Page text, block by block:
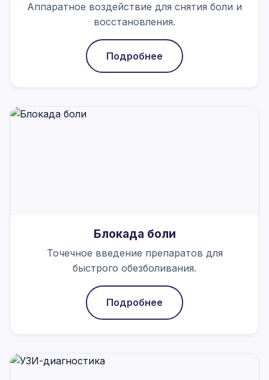
Аппаратное воздействие для снятия боли и
восстановления.
Подробнее
Блокада боли
Точечное введение препаратов для
быстрого обезболивания.
Подробнее